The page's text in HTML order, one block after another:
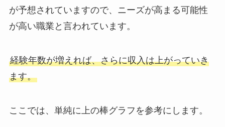
が予想されていますので、ニーズが高まる可能性
が高い職業と言われています。
経験年数が増えれば、さらに収入は上がっていき
ます。
ここでは、単純に上の棒グラフを参考にします。